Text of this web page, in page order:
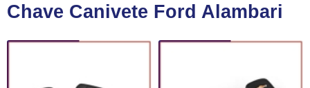
Chave Canivete Ford Alambari